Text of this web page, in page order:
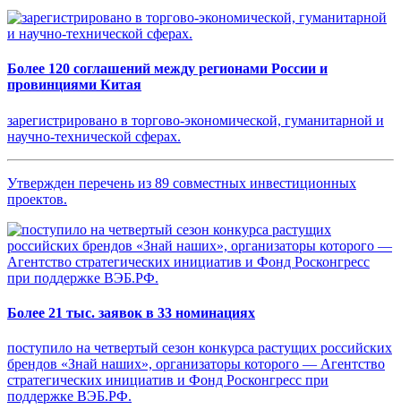
Более 120 соглашений между регионами России и
провинциями Китая
зарегистрировано в торгово-экономической, гуманитарной и
научно-технической сферах.
Утвержден перечень из 89 совместных инвестиционных
проектов.
Более 21 тыс. заявок в 33 номинациях
поступило на четвертый сезон конкурса растущих российских
брендов «Знай наших», организаторы которого — Агентство
стратегических инициатив и Фонд Росконгресс при
поддержке ВЭБ.РФ.